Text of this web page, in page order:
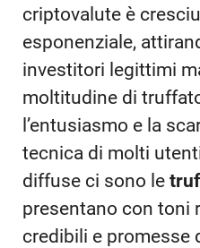
criptovalute è
esponenziale,
investitori legittimi
moltitudine di
l’entusiasmo e la
tecnica di molti
diffuse ci sono le
presentano con toni
credibili e promesse